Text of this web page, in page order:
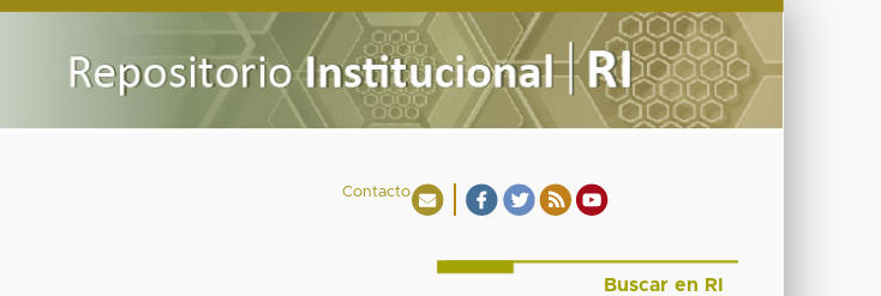
Contacto
Buscar en RI